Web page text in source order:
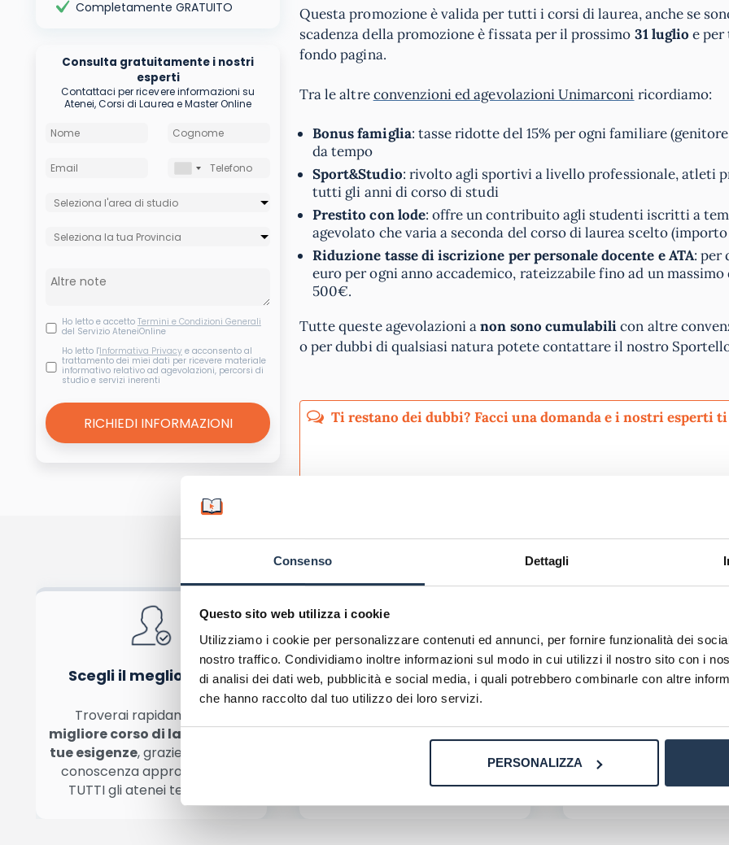
Consenso Dettagli
Questo sito web utilizza i cookie
Utilizziamo i cookie per personalizzare contenuti ed annunci, per fornire funzionalità dei
nostro traffico. Condividiamo inoltre informazioni sul modo in cui utilizzi il nostro sito con i
di analisi dei dati web, pubblicità e social media, i quali potrebbero combinarle con altre
che hanno raccolto dal tuo utilizzo dei loro servizi.
PERSONALIZZA
Completamente GRATUITO
Consulta gratuitamente i nostri
esperti
Contattaci per ricevere informazioni su
Atenei, Corsi di Laurea e Master Online
Ho letto e accetto Termini e Condizioni Generali
del Servizio AteneiOnline
Ho letto l'Informativa Privacy e acconsento al
trattamento dei miei dati per ricevere materiale
informativo relativo ad agevolazioni, percorsi di
studio e servizi inerenti
Questa promozione è valida per tutti i corsi di laurea, anche se
scadenza della promozione è fissata per il prossimo 31 luglio e
fondo pagina.
Tra le altreconvenzioni ed agevolazioni Unimarconi ricordiamo:
Bonus famiglia: tasse ridotte del 15% per ogni familiare
da tempo
Sport&Studio: rivolto agli sportivi a livello professionale, atleti
tutti gli anni di corso di studi
Prestito con lode: offre un contribuito agli studenti iscritti a
agevolato che varia a seconda del corso di laurea scelto
Riduzione tasse di iscrizione per personale docente e ATA: per
euro per ogni anno accademico, rateizzabile fino ad un
500€.
Tutte queste agevolazioni anon sono cumulabilicon altre
o per dubbi di qualsiasi natura potete contattare il nostro
informativa privacy
. Pubblicando questo commento dai il consenso affinché un cookie salvi i tuoi
Acconsento all'uso dei miei dati da parte di terzi per finalità di marketing
conferma e
Scegli il meglio PER TE
Troverai rapidamente
migliore corso di laurea per le
tue esigenze, grazie alla nostra
conoscenza approfondita di
TUTTI gli atenei telematici
Risparmia
grazie anche ad agevolazioni e
finanziamenti esclusivi.
Risparmia
rapidamente un
CFU multi-